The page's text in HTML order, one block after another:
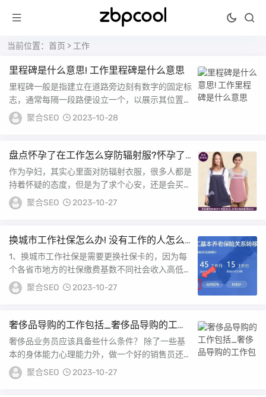
当前位置： 首页 > 工作
里程碑是什么意思! 工作里程碑是什么意思
里程碑一般是指建立在道路旁边刻有数字的固定标
志，通常每隔一段路便设立一个，以展示其位置及
与特定目的地的距离里程碑的另一种含义，是指某
种重...
聚合SEO 2023-10-28
盘点怀孕了在工作怎么穿防辐射服?怀孕了
在工作怎么穿防辐射服
作为孕妇，其实心里面对防辐射衣服，很多人都是
持着怀疑的态度，但是为了求个心安，还是会买一
件来穿上如果在孕期还从事一些高辐射工作的孕
妇，为...
聚合SEO 2023-10-27
换城市工作社保怎么办! 没有工作的人怎么
交社保
1、换城市工作社保是需要更换社保卡的，因为每
个各省市地方的社保缴费基数不同社会收入高低有
差异，所以社保卡目前还没有全国统一，到外省是
需要...
聚合SEO 2023-10-27
奢侈品导购的工作包括_奢侈品导购的工作
包
奢侈品业务员应该具备些什么条件？ 除了一些基
本的身体能力心理能力外，做一个好的销售员还需
要具备以下十个素质 一认识营销的能力，销售是
什么...
聚合SEO 2023-10-27